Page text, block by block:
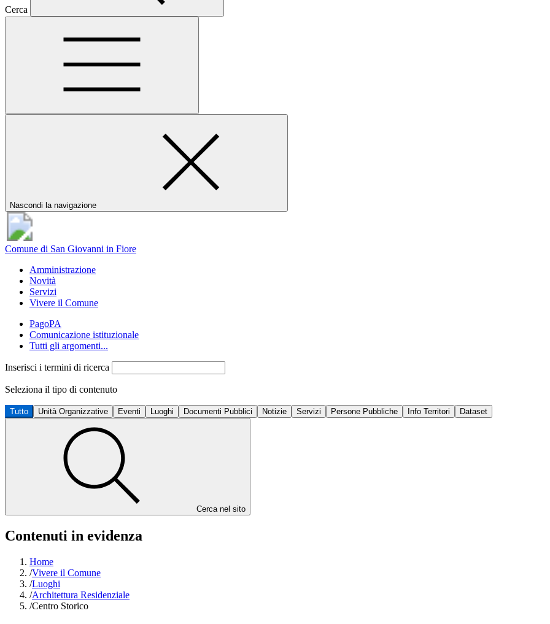
Cerca
Nascondi la navigazione
Comune di San Giovanni in Fiore
Amministrazione
Novità
Servizi
Vivere il Comune
PagoPA
Comunicazione istituzionale
Tutti gli argomenti...
Inserisci i termini di ricerca
Seleziona il tipo di contenuto
Tutto Unità Organizzative Eventi Luoghi Documenti Pubblici Notizie Servizi Persone Pubbliche Info Territori Dataset
Cerca nel sito
Contenuti in evidenza
Home
/Vivere il Comune
/Luoghi
/Architettura Residenziale
/Centro Storico